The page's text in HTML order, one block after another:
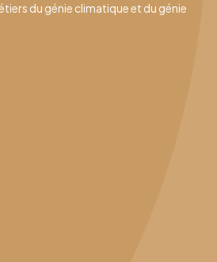
du génie climatique et du génie